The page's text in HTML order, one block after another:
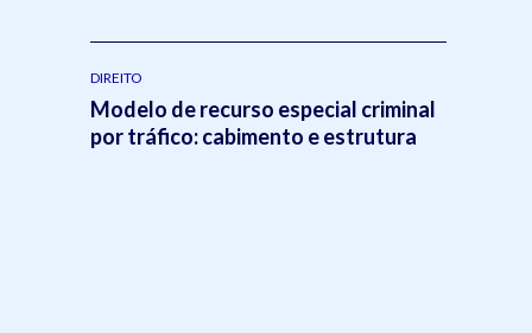
DIREITO
Modelo de recurso especial criminal
por tráfico: cabimento e estrutura